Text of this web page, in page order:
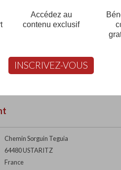
créez votre compte pour être
VINCENT
Imprimer Retour
Chemin Sorguin Teguia
64480 USTARITZ
France
Accédez au
contenu exclusif
INSCRIVEZ-VOUS